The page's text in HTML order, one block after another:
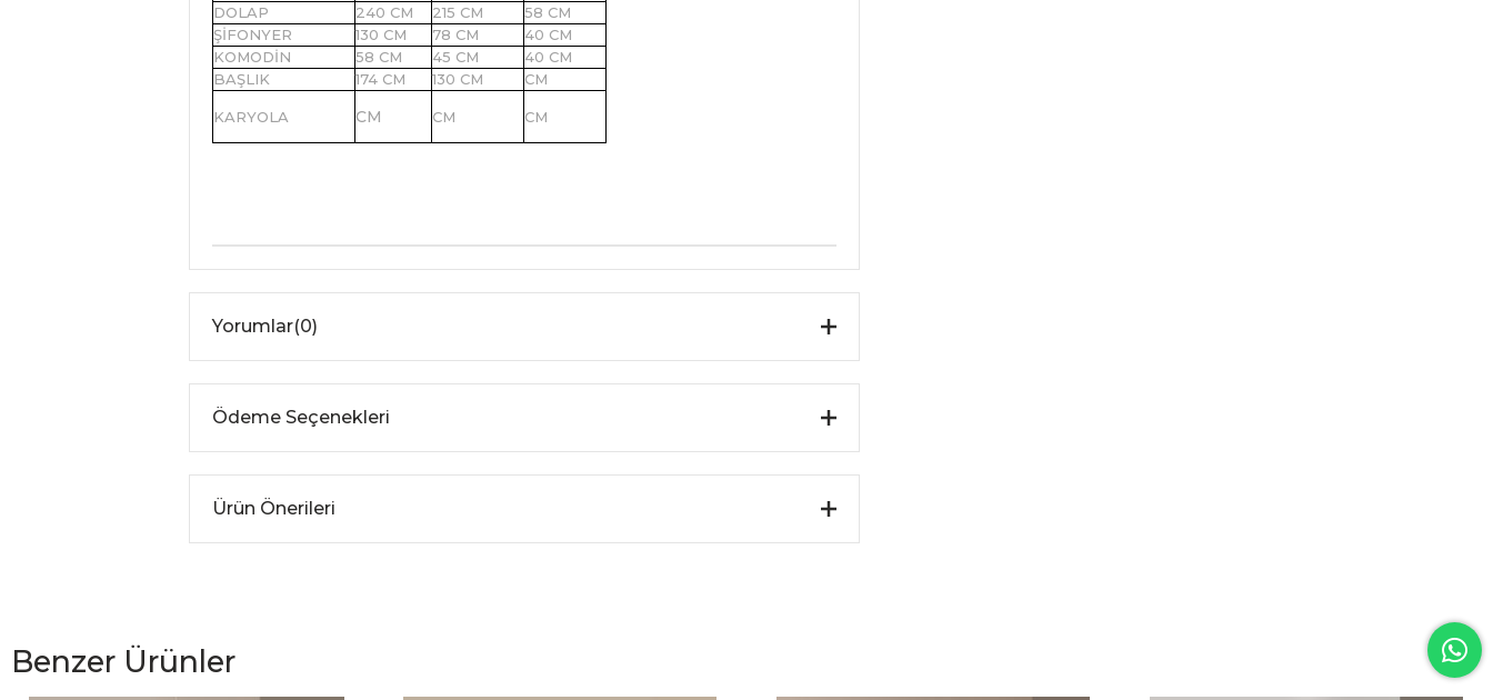
DOLAP
240 CM 215 CM
58 CM
ŞİFONYER
130 CM 78 CM
40 CM
KOMODİN
58 CM 45 CM
40 CM
BAŞLIK
174 CM 130 CM CM
KARYOLA CM CM CM
Yorumlar(0)
Ödeme Seçenekleri
Ürün Önerileri
Benzer Ürünler